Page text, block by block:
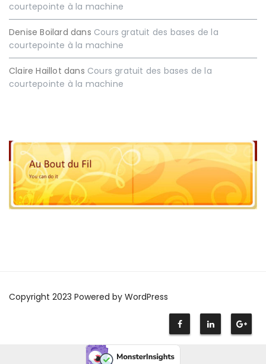
courtepointe à la machine
Denise Boilard dans Cours gratuit des bases de la
courtepointe à la machine
Claire Haillot dans Cours gratuit des bases de la
courtepointe à la machine
Copyright 2023 Powered by WordPress